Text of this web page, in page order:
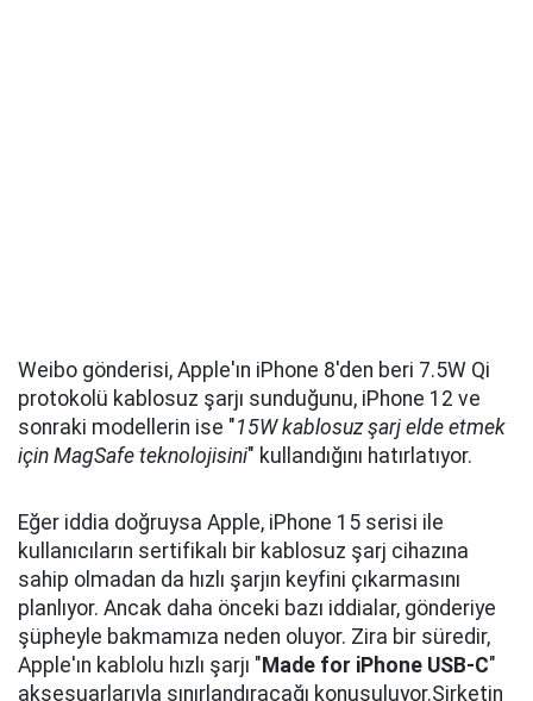
Weibo gönderisi, Apple'ın iPhone 8'den beri 7.5W Qi
protokolü kablosuz şarjı sunduğunu, iPhone 12 ve
sonraki modellerin ise "15W kablosuz şarj elde etmek
için MagSafe teknolojisini" kullandığını hatırlatıyor.
Eğer iddia doğruysa Apple, iPhone 15 serisi ile
kullanıcıların sertifikalı bir kablosuz şarj cihazına
sahip olmadan da hızlı şarjın keyfini çıkarmasını
planlıyor. Ancak daha önceki bazı iddialar, gönderiye
şüpheyle bakmamıza neden oluyor. Zira bir süredir,
Apple'ın kablolu hızlı şarjı " Made for iPhone USB-C"
aksesuarlarıyla sınırlandıracağı konuşuluyor.Şirketin